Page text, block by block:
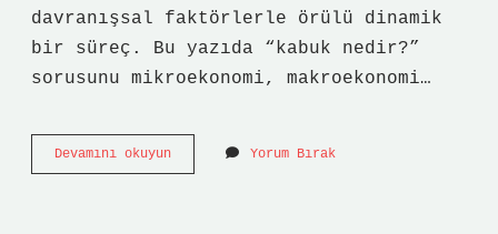
davranışsal faktörlerle örülü dinamik
bir süreç. Bu yazıda “kabuk nedir?”
sorusunu mikroekonomi, makroekonomi…
Devamını okuyunBilgisayarda
kabuk
Yorum Bırak